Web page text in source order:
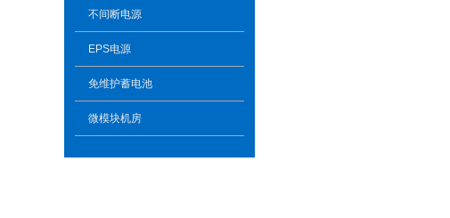
不间断电源
EPS电源
免维护蓄电池
微模块机房